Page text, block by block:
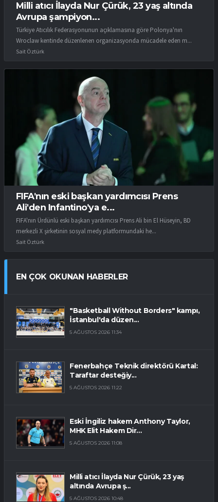
Milli atıcı İlayda Nur Çürük, 23 yaş altında
Avrupa şampiyon...
Türkiye Atıcılık Federasyonunun açıklamasına göre Polonya'nın
Wroclaw kentinde düzenlenen organizasyonda mücadele eden m...
Sait Öztürk
FIFA'nın eski başkan yardımcısı Prens
Ali'den Infantino'ya e...
FIFA'nın Ürdünlü eski başkan yardımcısı Prens Ali bin El Hüseyin, BD
merkezli X şirketinin sosyal medy platformundaki he...
Sait Öztürk
EN ÇOK OKUNAN HABERLER
"Basketball Without Borders" kampı,
İstanbul'da düzen...
5 AĞUSTOS 2026 11:34
Fenerbahçe Teknik direktörü Kartal:
Taraftar desteğiy...
5 AĞUSTOS 2026 11:22
Eski İngiliz hakem Anthony Taylor,
MHK Elit Hakem Dir...
5 AĞUSTOS 2026 11:08
Milli atıcı İlayda Nur Çürük, 23 yaş
altında Avrupa ş...
5 AĞUSTOS 2026 10:48